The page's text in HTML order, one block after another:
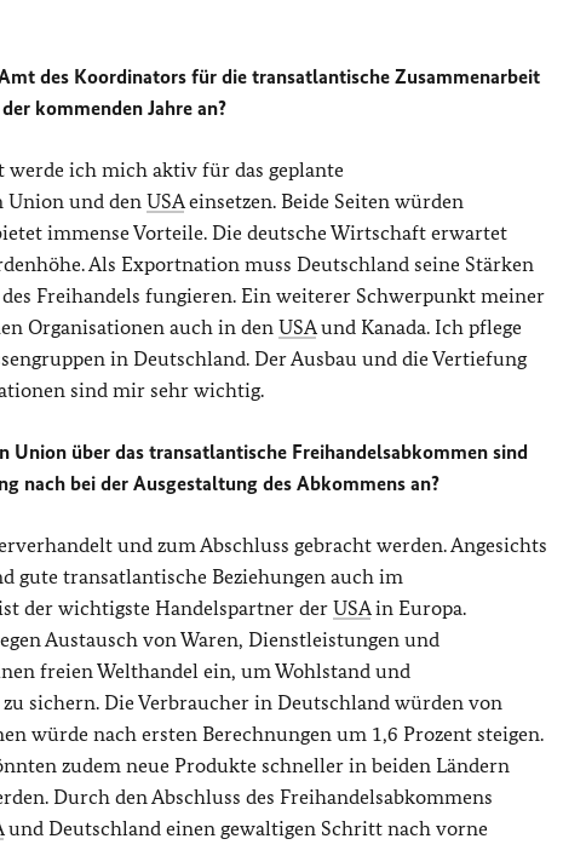
des Koordinators für die transatlantische Zusammenarbeit
kommenden Jahre an?
ich mich aktiv für das geplante
Union und den USAeinsetzen. Beide Seiten würden
immense Vorteile. Die deutsche Wirtschaft erwartet
Als Exportnation muss Deutschland seine Stärken
Freihandels fungieren. Ein weiterer Schwerpunkt meiner
Organisationen auch in denUSAund Kanada. Ich pflege
in Deutschland. Der Ausbau und die Vertiefung
sind mir sehr wichtig.
Union über das transatlantische Freihandelsabkommen sind
nach bei der Ausgestaltung des Abkommens an?
und zum Abschluss gebracht werden. Angesichts
gute transatlantische Beziehungen auch im
der wichtigste Handelspartner derUSAin Europa.
Austausch von Waren, Dienstleistungen und
freien Welthandel ein, um Wohlstand und
sichern. Die Verbraucher in Deutschland würden von
würde nach ersten Berechnungen um 1,6 Prozent steigen.
zudem neue Produkte schneller in beiden Ländern
Durch den Abschluss des Freihandelsabkommens
und Deutschland einen gewaltigen Schritt nach vorne